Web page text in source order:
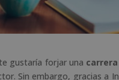
gustaría forjar una
Sin embargo, gracias a